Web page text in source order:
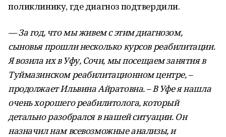
поликлинику, где диагноз подтвердили.
— За год, что мы живем с этим диагнозом,
сыновья прошли несколько курсов реабилитации.
Я возила их в Уфу, Сочи, мы посещаем занятия в
Туймазинском реабилитационном центре, –
продолжает Ильвина Айратовна. – В Уфе я нашла
очень хорошего реабилитолога, который
детально разобрался в нашей ситуации. Он
назначил нам всевозможные анализы, и